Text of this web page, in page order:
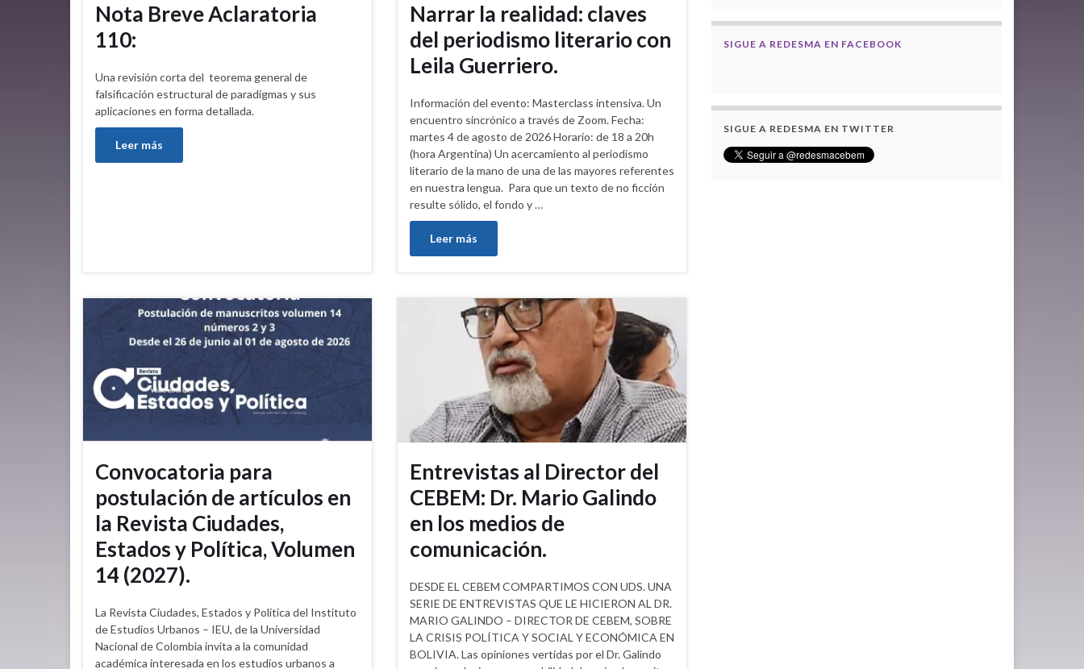
Nota Breve Aclaratoria
110:
Una revisión corta del teorema general de
falsificación estructural de paradigmas y sus
aplicaciones en forma detallada.
Leer más
Narrar la realidad: claves
del periodismo literario con
Leila Guerriero.
Información del evento: Masterclass intensiva. Un
encuentro sincrónico a través de Zoom. Fecha:
martes 4 de agosto de 2026 Horario: de 18 a 20h
(hora Argentina) Un acercamiento al periodismo
literario de la mano de una de las mayores referentes
en nuestra lengua. Para que un texto de no ficción
resulte sólido, el fondo y …
Leer más
Convocatoria para
postulación de artículos en
la Revista Ciudades,
Estados y Política, Volumen
14 (2027).
La Revista Ciudades, Estados y Política del Instituto
de Estudios Urbanos – IEU, de la Universidad
Nacional de Colombia invita a la comunidad
académica interesada en los estudios urbanos a
Entrevistas al Director del
CEBEM: Dr. Mario Galindo
en los medios de
comunicación.
DESDE EL CEBEM COMPARTIMOS CON UDS. UNA
SERIE DE ENTREVISTAS QUE LE HICIERON AL DR.
MARIO GALINDO – DIRECTOR DE CEBEM, SOBRE
LA CRISIS POLÍTICA Y SOCIAL Y ECONÓMICA EN
BOLIVIA. Las opiniones vertidas por el Dr. Galindo
SIGUE A REDESMA EN FACEBOOK
SIGUE A REDESMA EN TWITTER